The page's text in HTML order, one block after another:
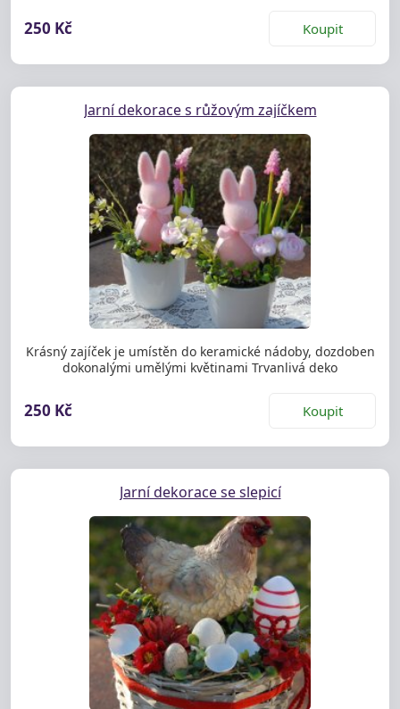
250 Kč Koupit
Jarní dekorace s růžovým zajíčkem
Krásný zajíček je umístěn do keramické nádoby, dozdoben
dokonalými umělými květinami Trvanlivá deko
250 Kč Koupit
Jarní dekorace se slepicí